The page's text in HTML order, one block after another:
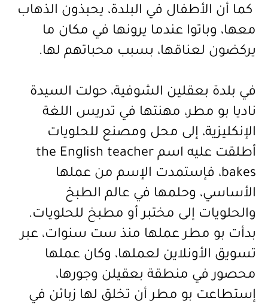
كما أن الأطفال في البلدة، يحبذون الذهاب
معها، وباتوا عندما يرونها في مكان ما
يركضون لعناقها، بسبب محباتهم لها.
في بلدة بعقلين الشوفية، حولت السيدة
ناديا بو مطر، مهنتها في تدريس اللغة
الإنكليزية، إلى محل ومصنع للحلويات
أطلقت عليه اسم the English teacher
bakes، فإستمدت الإسم من عملها
الأساسي، وحلمها في عالم الطبخ
والحلويات إلى مختبر أو مطبخ للحلويات.
بدأت بو مطر عملها منذ ست سنوات، عبر
تسويق الأونلاين لعملها، وكان عملها
محصور في منطقة بعقيلن وجورها،
إستطاعت بو مطر أن تخلق لها زبائن في